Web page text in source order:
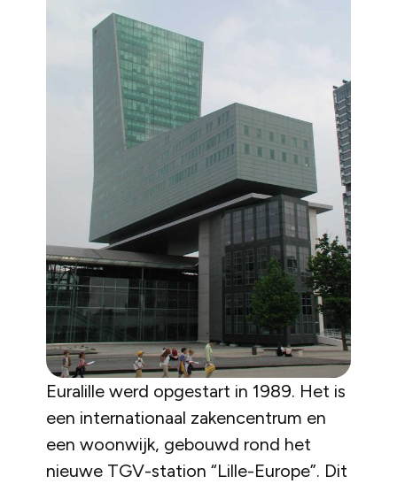
Euralille werd opgestart in 1989. Het is
een internationaal zakencentrum en
een woonwijk, gebouwd rond het
nieuwe TGV-station “Lille-Europe”. Dit